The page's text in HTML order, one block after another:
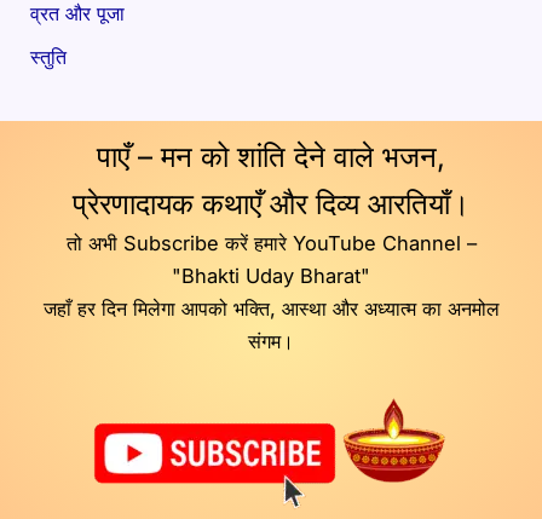
व्रत और पूजा
स्तुति
पाएँ – मन को शांति देने वाले भजन,
प्रेरणादायक कथाएँ और दिव्य आरतियाँ।
तो अभी Subscribe करें हमारे YouTube Channel –
"Bhakti Uday Bharat"
जहाँ हर दिन मिलेगा आपको भक्ति, आस्था और अध्यात्म का अनमोल
संगम।